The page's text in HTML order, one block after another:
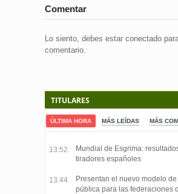
Comentar
Lo siento, debes estar conectado
comentario.
TITULARES
ÚLTIMA HORA MÁS LEÍDAS MÁS
13:52
Mundial de Esgrima:
tiradores españoles
13:44
Presentan el nuevo modelo
pública para las federaciones